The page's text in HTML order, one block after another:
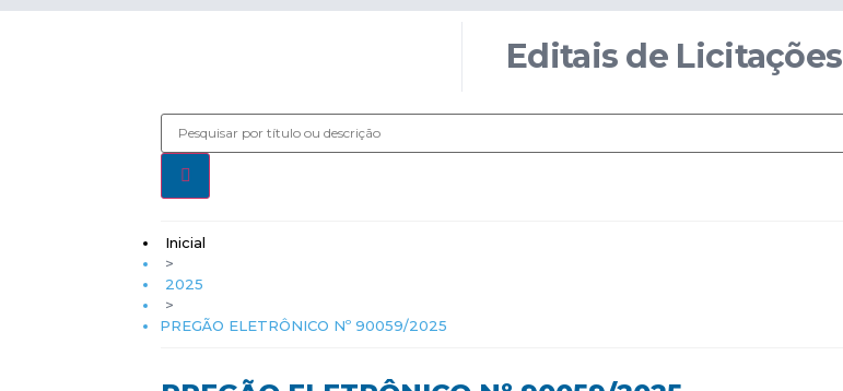
Editais de Licitações
Inicial
>
2025
>
PREGÃO ELETRÔNICO Nº 90059/2025